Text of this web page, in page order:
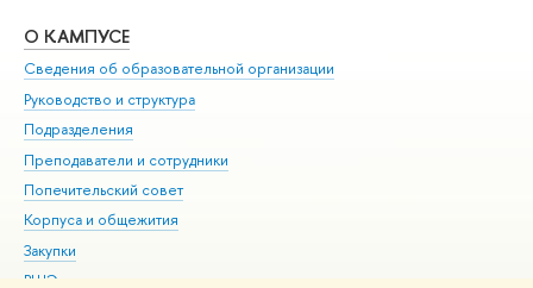
О КАМПУСЕ
Сведения об образовательной организации
Руководство и структура
Подразделения
Преподаватели и сотрудники
Попечительский совет
Корпуса и общежития
Закупки
ВШЭ для студентов с ограниченными возможностями